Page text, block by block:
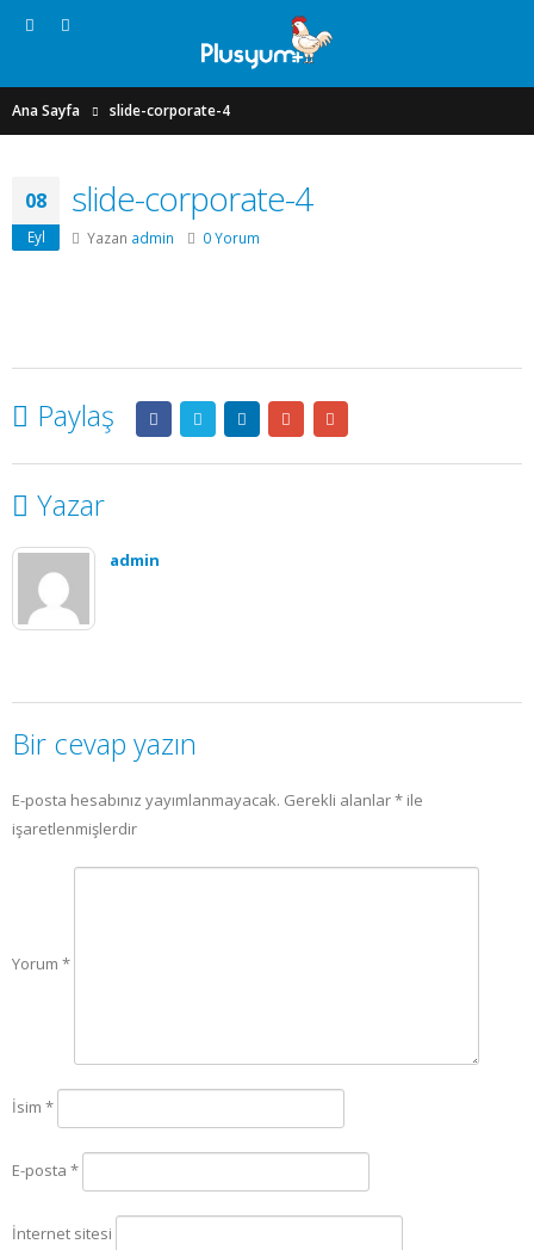
Ana Sayfa slide-corporate-4
08
Eyl
slide-corporate-4
Yazan admin 0 Yorum
Paylaş
Yazar
admin
Bir cevap yazın
E-posta hesabınız yayımlanmayacak. Gerekli alanlar* ile
işaretlenmişlerdir
Yorum *
İsim *
E-posta *
İnternet sitesi